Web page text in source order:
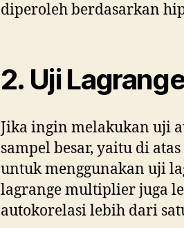
diperoleh berdasarkan
2. Uji
Jika ingin melakukan uji
sampel besar, yaitu di
untuk menggunakan uji
lagrange multiplier juga
autokorelasi lebih dari